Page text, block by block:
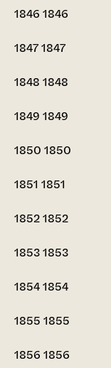
1846 1846
18471847
1848 1848
1849 1849
1850 1850
1851 1851
18521852
18531853
18541854
1855 1855
1856 1856